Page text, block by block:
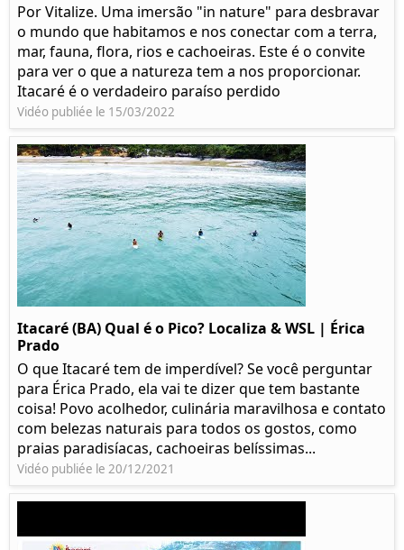
Por Vitalize. Uma imersão "in nature" para desbravar
o mundo que habitamos e nos conectar com a terra,
mar, fauna, flora, rios e cachoeiras. Este é o convite
para ver o que a natureza tem a nos proporcionar.
Itacaré é o verdadeiro paraíso perdido
Vidéo publiée le 15/03/2022
Itacaré (BA) Qual é o Pico? Localiza & WSL | Érica
Prado​
O que Itacaré tem de imperdível? Se você perguntar
para Érica Prado, ela vai te dizer que tem bastante
coisa!​ Povo acolhedor, culinária maravilhosa e contato
com belezas naturais para todos os gostos, como
praias paradisíacas, cachoeiras belíssimas...
Vidéo publiée le 20/12/2021